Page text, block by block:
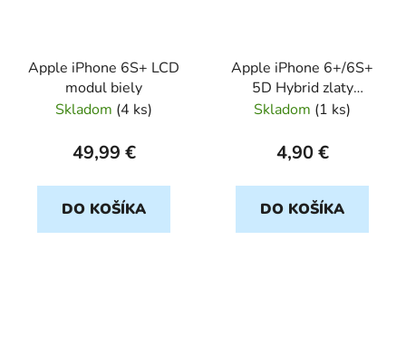
Apple iPhone 6S+ LCD
modul biely
Skladom (4 ks)
49,99 €
DO KOŠÍKA
Apple iPhone 6+/6S+
5D Hybrid zlaty
ochranné sklo
Skladom (1 ks)
4,90 €
DO KOŠÍKA